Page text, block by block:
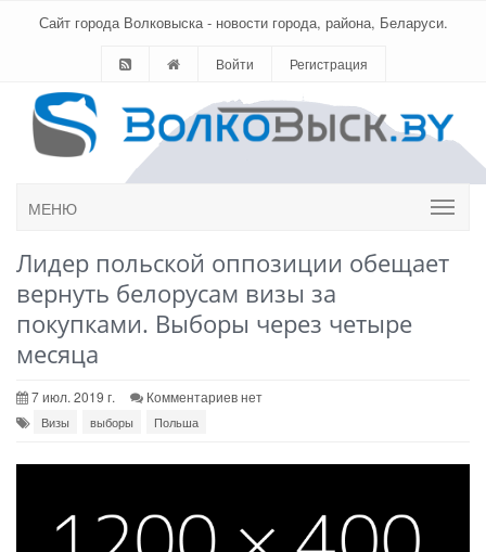
Сайт города Волковыска - новости города, района, Беларуси.
Войти Регистрация
МЕНЮ
Лидер польской оппозиции обещает
вернуть белорусам визы за
покупками. Выборы через четыре
месяца
7 июл. 2019 г. Комментариев нет
Визы выборы Польша